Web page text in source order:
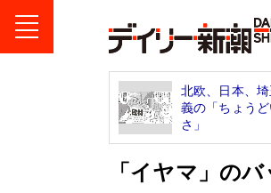
北欧、日本、
義の「ちょうど
さ」
「イヤマ」の